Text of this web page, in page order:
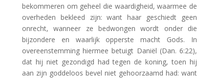
bekommeren om geheel die waardigheid, waarmee de
overheden bekleed zijn: want haar geschiedt geen
onrecht, wanneer ze bedwongen wordt onder die
bijzondere en waarlijk opperste macht Gods. In
overeenstemming hiermee betuigt Daniël (Dan. 6:22),
dat hij niet gezondigd had tegen de koning, toen hij
aan zijn goddeloos bevel niet gehoorzaamd had: want